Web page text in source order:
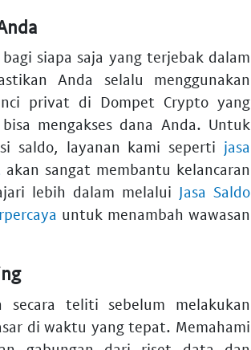
siapa saja yang terjebak dalam
Anda selalu menggunakan
privat di Dompet Crypto yang
mengakses dana Anda. Untuk
saldo, layanan kami seperti jasa
akan sangat membantu kelancaran
lebih dalam melalui Jasa Saldo
untuk menambah wawasan
secara teliti sebelum melakukan
di waktu yang tepat. Memahami